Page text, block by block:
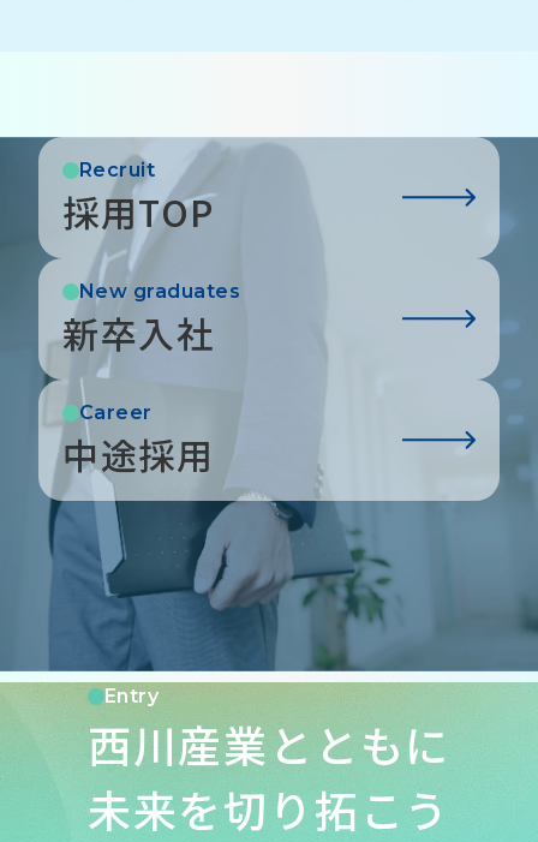
Recruit
採用TOP
New graduates
新卒入社
Career
中途採用
Entry
西川産業とともに
未来を切り拓こう